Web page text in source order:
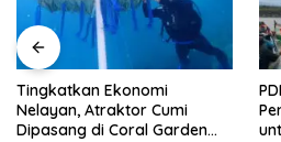
PDKT Danau Tempe :
Pendekatan Kearifan Lokal
untuk Keberlanjutan Sumber